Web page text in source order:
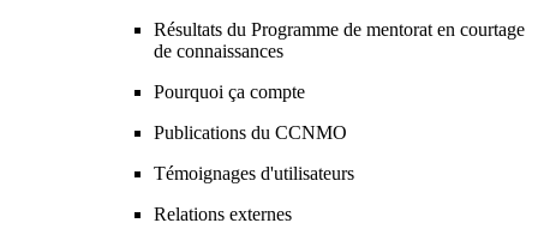
Résultats du Programme de mentorat en courtage
de connaissances
Pourquoi ça compte
Publications du CCNMO
Témoignages d'utilisateurs
Relations externes